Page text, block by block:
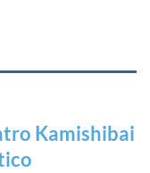
Kamishibai